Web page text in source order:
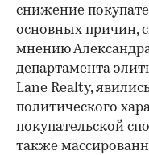
снижение
основных причин,
мнению
департамента
Lane Realty,
политического
покупательской
также